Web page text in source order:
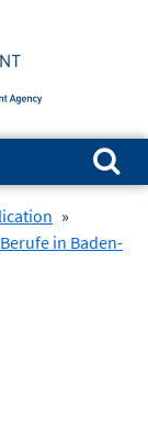
Search for:
»
in Baden-